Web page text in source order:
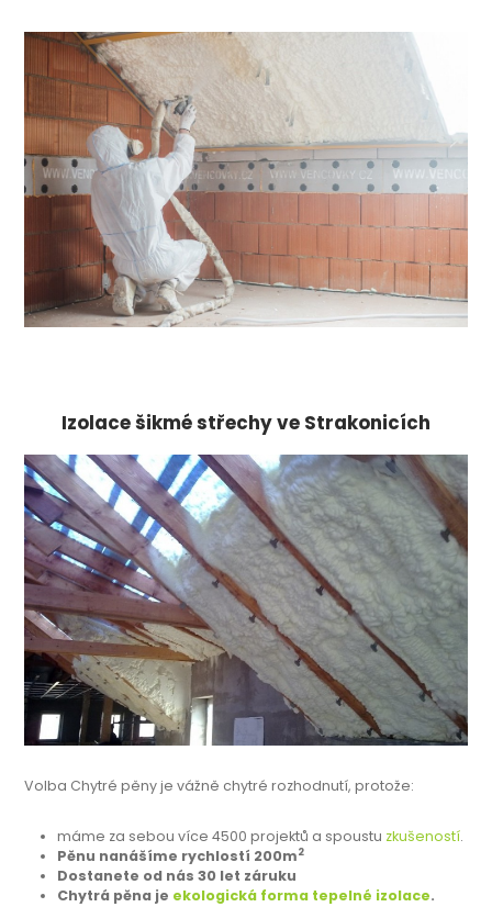
Izolace šikmé střechy ve Strakonicích
Volba Chytré pěny je vážně chytré rozhodnutí, protože:
máme za sebou více 4500 projektů a spoustu zkušeností.
Pěnu nanášíme rychlostí 200m2
Dostanete od nás 30 let záruku
Chytrá pěna je ekologická forma tepelné izolace.